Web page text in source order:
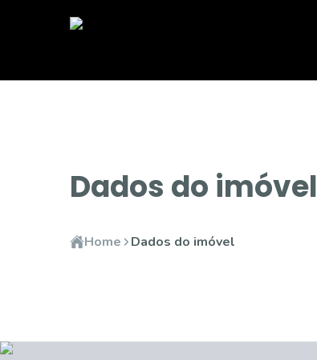
Dados do imóvel
Home Dados do imóvel